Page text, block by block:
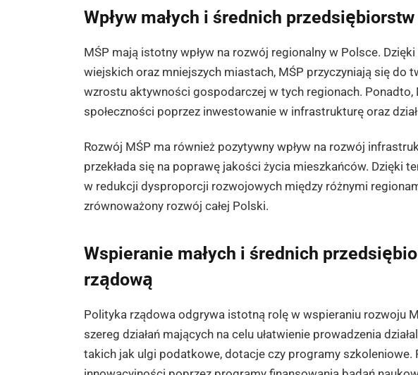
Wpływ małych i średnich
MŚP mają istotny wpływ na rozwój regionalny w Polsce.
wiejskich oraz mniejszych miastach, MŚP przyczyniają się do
wzrostu aktywności gospodarczej w tych regionach. Ponadto,
społeczności poprzez inwestowanie w infrastrukturę oraz
Rozwój MŚP ma również pozytywny wpływ na rozwój
przekłada się na poprawę jakości życia mieszkańców. Dzięki
w redukcji dysproporcji rozwojowych między różnymi
zrównoważony rozwój całej Polski.
Wspieranie małych i średnich
rządową
Polityka rządowa odgrywa istotną rolę w wspieraniu rozwoju
szereg działań mających na celu ułatwienie prowadzenia
takich jak ulgi podatkowe, dotacje czy programy szkoleniowe.